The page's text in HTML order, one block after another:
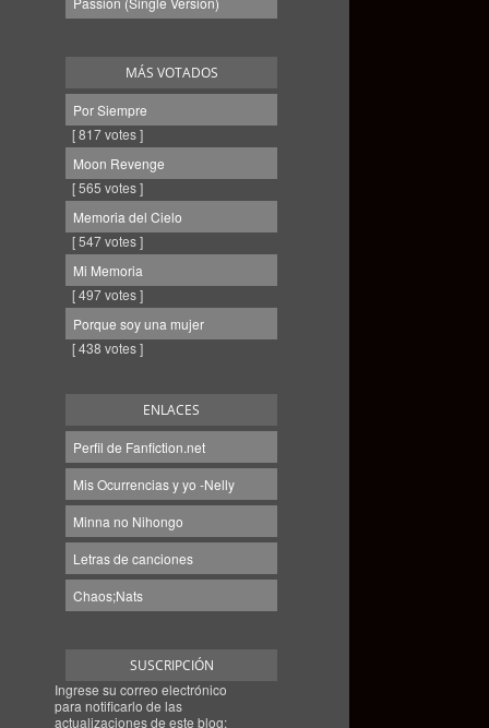
MÁS VOTADOS
Por Siempre
[ 817 votes ]
Moon Revenge
[ 565 votes ]
Memoria del Cielo
[ 547 votes ]
Mi Memoria
[ 497 votes ]
Porque soy una mujer
[ 438 votes ]
ENLACES
Perfil de Fanfiction.net
Mis Ocurrencias y yo -Nelly
Minna no Nihongo
Letras de canciones
Chaos;Nats
SUSCRIPCIÓN
Ingrese su correo electrónico
para notificarlo de las
actualizaciones de este blog: